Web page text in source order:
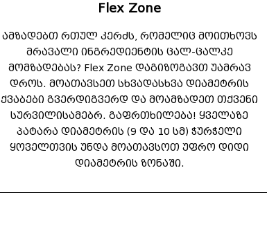
Flex Zone
ამზადებთ რთულ კერძს, რომელიც მოითხოვს
მრავალი ინგრედიენტის ცალ-ცალკე
მომზადებას? Flex Zone დაგიზოგავთ უამრავ
დროს. მოათავსეთ სხვადასხვა დიამეტრის
ქვაბები გვერდიგვერდ და მოამზადეთ თქვენი
სურვილისამებრ. გაფრთხილება! ყველაზე
პატარა დიამეტრის (9 და 10 სმ) ჭურჭელი
ყოველთვის უნდა მოათავსოთ უფრო დიდი
დიამეტრის ზონაში.